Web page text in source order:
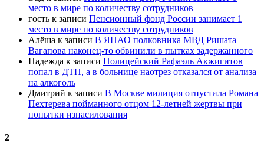
место в мире по количеству сотрудников
гость к записи Пенсионный фонд России занимает 1
место в мире по количеству сотрудников
Алёша к записи В ЯНАО полковника МВД Ришата
Вагапова наконец-то обвинили в пытках задержанного
Надежда к записи Полицейский Рафаэль Акжигитов
попал в ДТП, а в больнице наотрез отказался от анализа
на алкоголь
Дмитрий к записи В Москве милиция отпустила Романа
Пехтерева пойманного отцом 12-летней жертвы при
попытки изнасилования
2